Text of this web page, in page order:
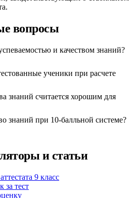
вопросы
и качеством знаний?
ученики при расчете
знаний считается хорошим для
знаний при 10-балльной системе?
и статьи
9 класс
за тест